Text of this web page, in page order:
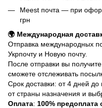
Meest почта — при
грн
🌍 Международная
Отправка международных
Укрпочту и Новую почту.
После отправки вы
сможете отслеживать
Срок доставки: от 4 дней до
от страны назначения и
Оплата: 100% предоплата